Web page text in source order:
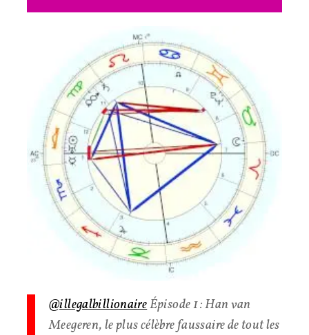
@illegalbillionaireÉpisode 1 : Han van
Meegeren, le plus célèbre faussaire de tout les